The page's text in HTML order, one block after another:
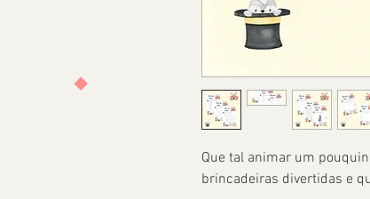
Que tal animar um
brincadeiras divertidas e